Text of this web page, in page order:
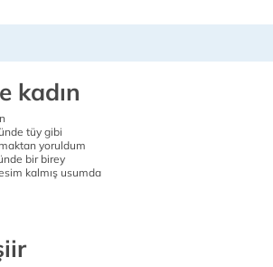
kadın
tüy gibi
yoruldum
bir birey
kalmış usumda